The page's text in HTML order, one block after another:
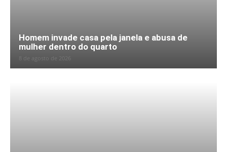
Homem invade casa pela janela e abusa de
mulher dentro do quarto
8 de agosto de 2026